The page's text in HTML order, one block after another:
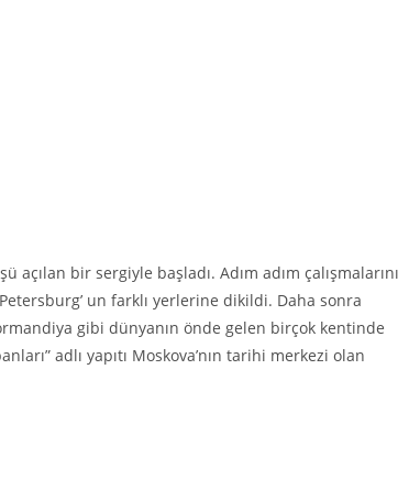
açılan bir sergiyle başladı. Adım adım çalışmalarını
un farklı yerlerine dikildi. Daha sonra
gibi dünyanın önde gelen birçok kentinde
adlı yapıtı Moskova’nın tarihi merkezi olan